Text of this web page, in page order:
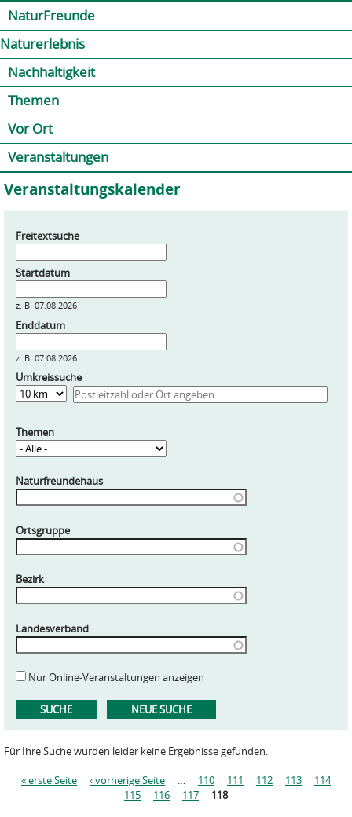
NaturFreunde
Naturerlebnis
Nachhaltigkeit
Themen
Vor Ort
Veranstaltungen
Veranstaltungskalender
Freitextsuche
Startdatum
z. B. 07.08.2026
Enddatum
z. B. 07.08.2026
Umkreissuche
Entfernung
Themen
Naturfreundehaus
Ortsgruppe
Bezirk
Landesverband
Nur Online-Veranstaltungen anzeigen
Für Ihre Suche wurden leider keine Ergebnisse gefunden.
« erste Seite ‹ vorherige Seite … 110 111 112 113
114
115
116 117 118